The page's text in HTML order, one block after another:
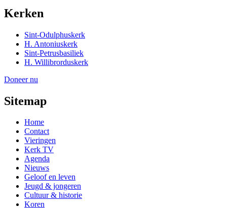
Kerken
Sint-Odulphuskerk
H. Antoniuskerk
Sint-Petrusbasiliek
H. Willibrorduskerk
Doneer nu
Sitemap
Home
Contact
Vieringen
Kerk TV
Agenda
Nieuws
Geloof en leven
Jeugd & jongeren
Cultuur & historie
Koren